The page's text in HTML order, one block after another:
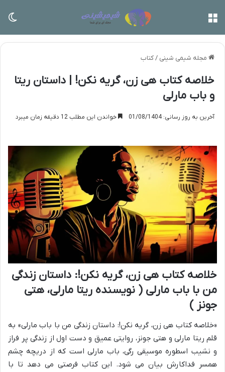
مجله شیمی شینی /کتاب
خلاصه کتاب هی زن، گریه نکن! | داستان ریتا
و باب مارلی
آخرین به روز رسانی: 01/08/1404 خواندن این مطلب 12 دقیقه زمان میبرد
خلاصه کتاب هی زن، گریه نکن!: داستان زندگی
من با باب مارلی ( نویسنده ریتا مارلی، هتی
جونز )
«خلاصه کتاب هی زن، گریه نکن!: داستان زندگی من با باب مارلی» به
قلم ریتا مارلی و هتی جونز، روایتی عمیق و دست اول از زندگی پر فراز
و نشیب اسطوره موسیقی رگی، باب مارلی است که از دریچه چشم
همسر فداکارش بیان می شود. این کتاب فرصتی می دهد تا با